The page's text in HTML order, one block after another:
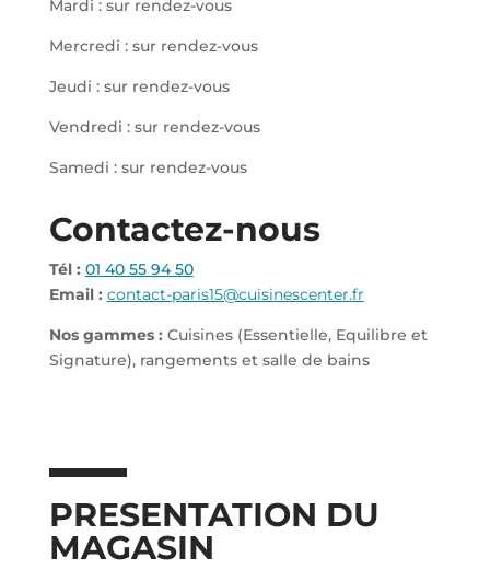
Mardi : sur rendez-vous
Mercredi : sur rendez-vous
Jeudi : sur rendez-vous
Vendredi : sur rendez-vous
Samedi : sur rendez-vous
Contactez-nous
Tél : 01 40 55 94 50
Email : contact-paris15@cuisinescenter.fr
Nos gammes : Cuisines (Essentielle, Equilibre et
Signature), rangements et salle de bains
PRESENTATION DU
MAGASIN